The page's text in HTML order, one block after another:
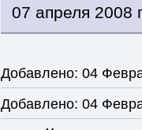
07 апреля 2008
Добавлено: 04
Добавлено: 04